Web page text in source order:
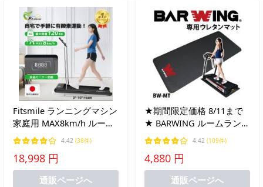
Fitsmile ランニングマシン
家庭用 MAX8km/h ルーム
ランナー アプリ連動型 ス
タンド付き 静音 最大荷重
120kg 組み立て不要 専用
アプリ対応 折り畳み 1年
4.42 (38件)
18,998 円
通販ページへ
★期間限定価格 8/11まで
★ BARWING ルームランナ
ー 専用 マット ランニング
マシン ウォーキング フィ
ットネス ぶら下がり健康
器
4.42 (109件)
4,880 円
通販ページへ